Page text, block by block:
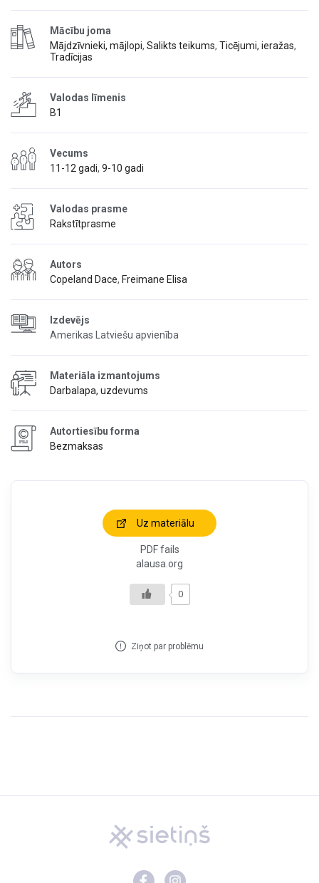
Mācību joma
Mājdzīvnieki, mājlopi, Salikts teikums, Ticējumi, ieražas,
Tradīcijas
Valodas līmenis
B1
Vecums
11-12 gadi, 9-10 gadi
Valodas prasme
Rakstītprasme
Autors
Copeland Dace, Freimane Elisa
Izdevējs
Amerikas Latviešu apvienība
Materiāla izmantojums
Darbalapa, uzdevums
Autortiesību forma
Bezmaksas
Uz materiālu
PDF fails
alausa.org
0
Ziņot par problēmu